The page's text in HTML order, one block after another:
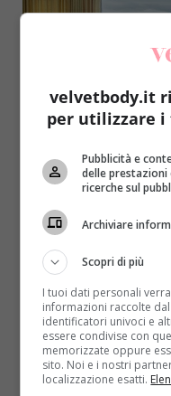
Natala creare
cucina in casa
La casa è il luogo in
maggior parte del
Read More
velvetbody.it
per utilizzare i
Pubblicità e
delle prestazioni
ricerche sul
Archiviare
Scopri di più
I tuoi dati personali
informazioni raccolte
identificatori univoci e
essere condivise con
memorizzate oppure
sito. Noi e i nostri
localizzazione esatti.